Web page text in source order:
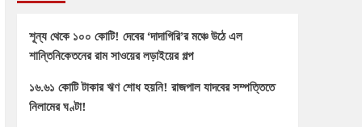
শূন্য থেকে ১০০ কোটি! দেবের ‘দাদাগিরি’র মঞ্চে উঠে এল
শান্তিনিকেতনের রাম সাওয়ের লড়াইয়ের গল্প
১৬.৬১ কোটি টাকার ঋণ শোধ হয়নি! রাজপাল যাদবের সম্পত্তিতে
নিলামের ঘণ্টা!